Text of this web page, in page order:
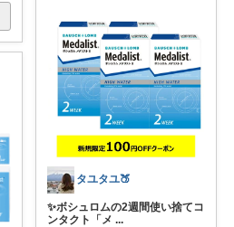
タユタユ🍑
✨ボシュロムの2週間使い捨てコ
ンタクト「メ ...